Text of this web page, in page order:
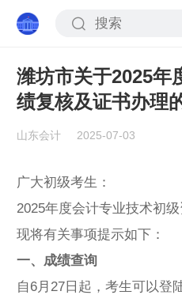
潍坊市关于2025年
绩复核及证书办理
山东会计 2025-07-03
广大初级考生：
2025年度会计专业技术初
现将有关事项提示如下：
一、成绩查询
自6月27日起，考生可以登